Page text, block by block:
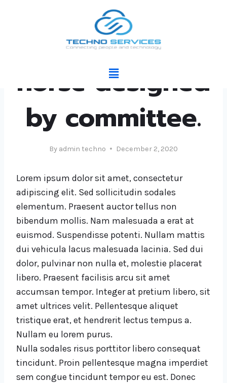
DESIGN
A camel is a
horse designed
by committee.
By admin techno December 2, 2020
Lorem ipsum dolor sit amet, consectetur
adipiscing elit. Sed sollicitudin sodales
elementum. Praesent auctor tellus non
bibendum mollis. Nam malesuada a erat at
euismod. Suspendisse potenti. Nullam mattis
dui vehicula lacus malesuada lacinia. Sed dui
dolor, pulvinar non nulla et, molestie placerat
libero. Praesent facilisis arcu sit amet
accumsan tempor. Integer at pretium libero, sit
amet ultrices velit. Pellentesque aliquet
tristique erat, et hendrerit lectus tempus a.
Nullam eu lorem purus.
Nulla sodales risus porttitor libero consequat
tincidunt. Proin pellentesque magna imperdiet
sem congue tincidunt tempor eu est. Donec